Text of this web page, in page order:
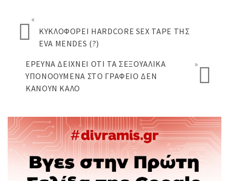
«
ΚΥΚΛΟΦΟΡΕΊ HARDCORE SEX TAPE ΤΗΣ
EVA MENDES (?)
ΈΡΕΥΝΑ ΔΕΊΧΝΕΙ ΌΤΙ ΤΑ ΣΕΞΟΥΑΛΙΚΆ
ΥΠΟΝΟΟΎΜΕΝΑ ΣΤΟ ΓΡΑΦΕΊΟ ΔΕΝ
ΚΆΝΟΥΝ ΚΑΛΌ
»